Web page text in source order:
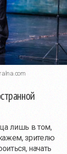
лишь в том,
зрителю
начать